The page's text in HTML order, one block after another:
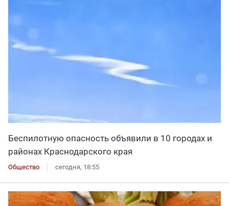
Беспилотную опасность объявили в 10 городах и
районах Краснодарского края
Общество сегодня, 18:55